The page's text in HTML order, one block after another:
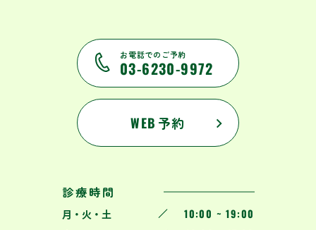
お電話でのご予約
03-6230-9972
WEB 予約
診療時間
月 ・ 火 ・ 土 10:00 ~ 19:00